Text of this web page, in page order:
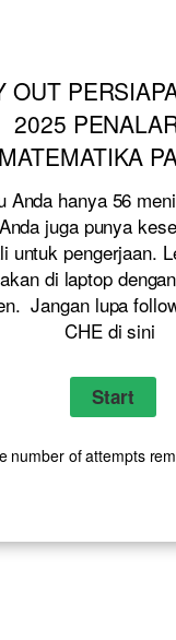
OUT
2025
MATEMATIKA
Anda hanya 56
juga punya
untuk pengerjaan.
di laptop
Jangan lupa
CHE di sini
number of attempts